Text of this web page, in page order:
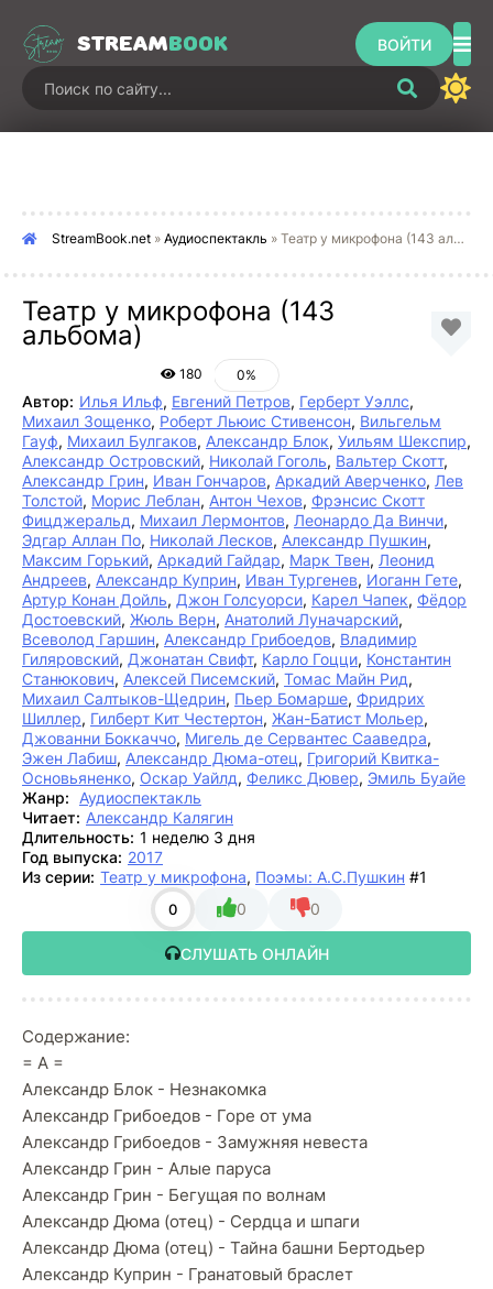
STREAMBOOK ВОЙТИ
StreamBook.net » Аудиоспектакль » Театр у микрофона (143 альбома)
Театр у микрофона (143
альбома)
180 0%
Автор: Илья Ильф, Евгений Петров, Герберт Уэллс,
Михаил Зощенко, Роберт Льюис Стивенсон, Вильгельм
Гауф, Михаил Булгаков, Александр Блок, Уильям Шекспир,
Александр Островский, Николай Гоголь, Вальтер Скотт,
Александр Грин, Иван Гончаров, Аркадий Аверченко, Лев
Толстой, Морис Леблан, Антон Чехов, Фрэнсис Скотт
Фицджеральд, Михаил Лермонтов, Леонардо Да Винчи,
Эдгар Аллан По, Николай Лесков, Александр Пушкин,
Максим Горький, Аркадий Гайдар, Марк Твен, Леонид
Андреев, Александр Куприн, Иван Тургенев, Иоганн Гете,
Артур Конан Дойль, Джон Голсуорси, Карел Чапек, Фёдор
Достоевский, Жюль Верн, Анатолий Луначарский,
Всеволод Гаршин, Александр Грибоедов, Владимир
Гиляровский, Джонатан Свифт, Карло Гоцци, Константин
Станюкович, Алексей Писемский, Томас Майн Рид,
Михаил Салтыков-Щедрин, Пьер Бомарше, Фридрих
Шиллер, Гилберт Кит Честертон, Жан-Батист Мольер,
Джованни Боккаччо, Мигель де Сервантес Сааведра,
Эжен Лабиш, Александр Дюма-отец, Григорий Квитка-
Основьяненко, Оскар Уайлд, Феликс Дювер, Эмиль Буайе
Жанр:
Аудиоспектакль
Читает: Александр Калягин
Длительность: 1 неделю 3 дня
Год выпуска: 2017
Из серии: Театр у микрофона, Поэмы: А.С.Пушкин #1
0 0 0
СЛУШАТЬ ОНЛАЙН
Содержание:
= А =
Александр Блок - Незнакомка
Александр Грибоедов - Горе от ума
Александр Грибоедов - Замужняя невеста
Александр Грин - Алые паруса
Александр Грин - Бегущая по волнам
Александр Дюма (отец) - Сердца и шпаги
Александр Дюма (отец) - Тайна башни Бертодьер
Александр Куприн - Гранатовый браслет